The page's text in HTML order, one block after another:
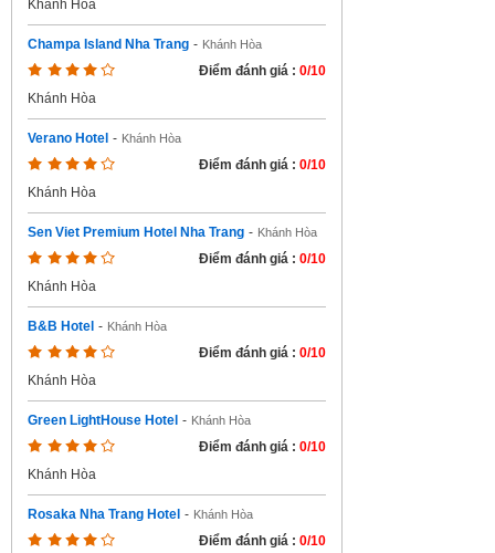
Khánh Hòa
Champa Island Nha Trang - Khánh Hòa
Điểm đánh giá : 0/10
Khánh Hòa
Verano Hotel - Khánh Hòa
Điểm đánh giá : 0/10
Khánh Hòa
Sen Viet Premium Hotel Nha Trang - Khánh Hòa
Điểm đánh giá : 0/10
Khánh Hòa
B&B Hotel - Khánh Hòa
Điểm đánh giá : 0/10
Khánh Hòa
Green LightHouse Hotel - Khánh Hòa
Điểm đánh giá : 0/10
Khánh Hòa
Rosaka Nha Trang Hotel - Khánh Hòa
Điểm đánh giá : 0/10